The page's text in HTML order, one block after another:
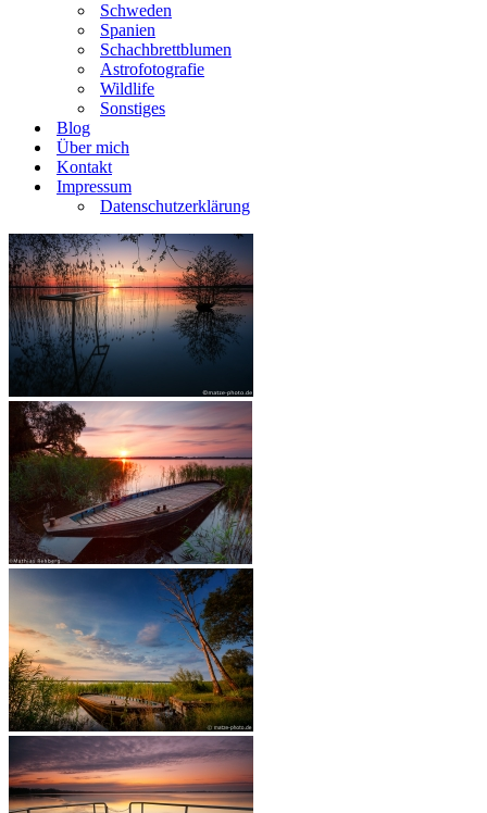
Schweden
Spanien
Schachbrettblumen
Astrofotografie
Wildlife
Sonstiges
Blog
Über mich
Kontakt
Impressum
Datenschutzerklärung